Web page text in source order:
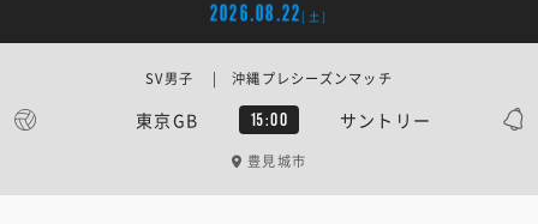
2026.08.22 [土]
東京GB 15:00 サントリー
SV男子 | 沖縄プレシーズンマッチ
豊見城市